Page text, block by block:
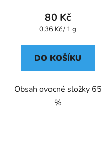
80 Kč
Měrná
0,36 Kč / 1 g
DO KOŠÍKU
Obsah ovocné složky 65
%